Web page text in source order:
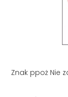
Znak ppoż Nie